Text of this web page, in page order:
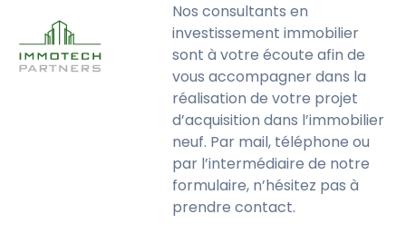
Nos consultants en
investissement immobilier
sont à votre écoute afin de
vous accompagner dans la
réalisation de votre projet
d’acquisition dans l’immobilier
neuf. Par mail, téléphone ou
par l’intermédiaire de notre
formulaire, n’hésitez pas à
prendre contact.